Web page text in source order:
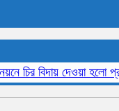
বিদায় দেওয়া হলো প্রবীন